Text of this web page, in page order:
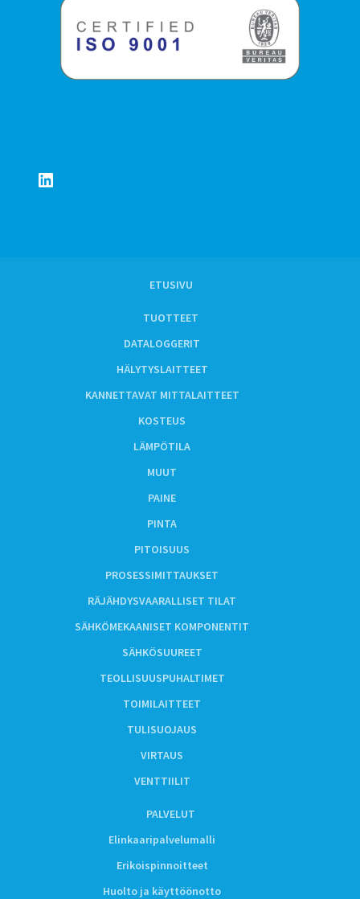
LinkedIn
ETUSIVU
TUOTTEET
DATALOGGERIT
HÄLYTYSLAITTEET
KANNETTAVAT MITTALAITTEET
KOSTEUS
LÄMPÖTILA
MUUT
PAINE
PINTA
PITOISUUS
PROSESSIMITTAUKSET
RÄJÄHDYSVAARALLISET TILAT
SÄHKÖMEKAANISET KOMPONENTIT
SÄHKÖSUUREET
TEOLLISUUSPUHALTIMET
TOIMILAITTEET
TULISUOJAUS
VIRTAUS
VENTTIILIT
PALVELUT
Elinkaaripalvelumalli
Erikoispinnoitteet
Huolto ja käyttöönotto